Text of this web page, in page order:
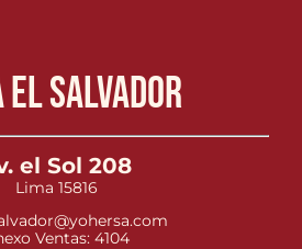
Salvador
el Sol 208
Lima 15816
Ventas: 4104